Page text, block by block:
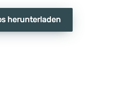
herunterladen